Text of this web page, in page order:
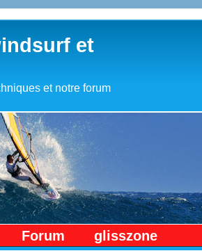
et
et notre forum
Forum glisszone